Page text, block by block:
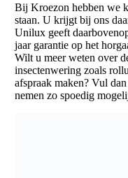
Bij Kroezon hebben we
staan. U krijgt bij ons
Unilux geeft
jaar garantie op het
Wilt u meer weten over
insectenwering zoals
afspraak maken? Vul
nemen zo spoedig